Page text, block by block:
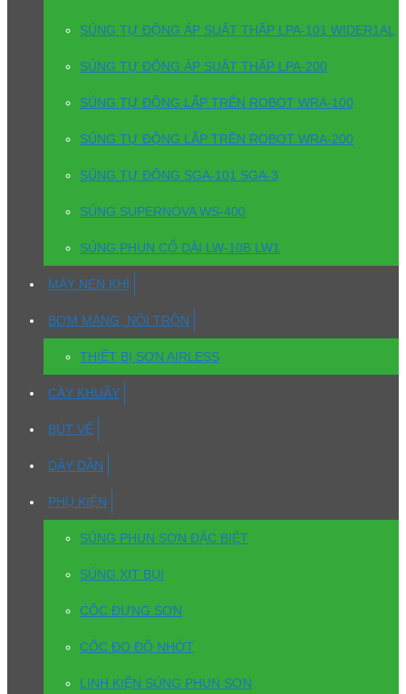
SÚNG TỰ ĐỘNG ÁP SUẤT THẤP LPA-101 WIDER1AL
SÚNG TỰ ĐỘNG ÁP SUẤT THẤP LPA-200
SÚNG TỰ ĐỘNG LẮP TRÊN ROBOT WRA-100
SÚNG TỰ ĐỘNG LẮP TRÊN ROBOT WRA-200
SÚNG TỰ ĐỘNG SGA-101 SGA-3
SÚNG SUPERNOVA WS-400
SÚNG PHUN CỔ DÀI LW-10B LW1
MÁY NÉN KHÍ
BƠM MÀNG, NỒI TRỘN
THIẾT BỊ SƠN AIRLESS
CÂY KHUẤY
BÚT VẼ
DÂY DẪN
PHỤ KIỆN
SÚNG PHUN SƠN ĐẶC BIỆT
SÚNG XỊT BỤI
CỐC ĐỰNG SƠN
CỐC ĐO ĐỘ NHỚT
LINH KIỆN SÚNG PHUN SƠN